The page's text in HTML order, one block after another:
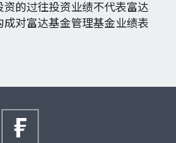
的过往投资业绩不代表富达
对富达基金管理基金业绩表